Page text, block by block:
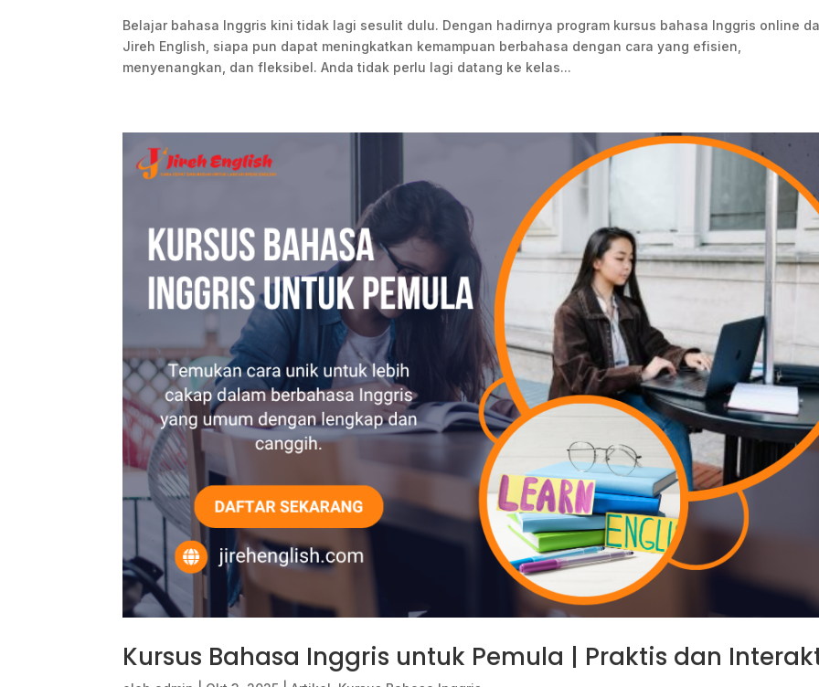
Belajar bahasa Inggris kini tidak lagi sesulit dulu. Dengan hadirnya program kursus bahasa Inggris online
Jireh English, siapa pun dapat meningkatkan kemampuan berbahasa dengan cara yang efisien,
menyenangkan, dan fleksibel. Anda tidak perlu lagi datang ke kelas...
Kursus Bahasa Inggris untuk Pemula | Praktis dan